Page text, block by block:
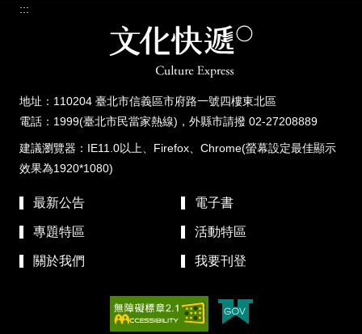
:::
地址：110204 臺北市信義區市府路一號四樓東北區
電話：1999(臺北市民當家熱線)，外縣市請撥 02-27208889
建議瀏覽器：IE11.0以上、Firefox、Chrome(螢幕設定最佳顯示
效果為1920*1080)
最新公告 電子書
專題特區 活動特區
關於我們 我要刊登